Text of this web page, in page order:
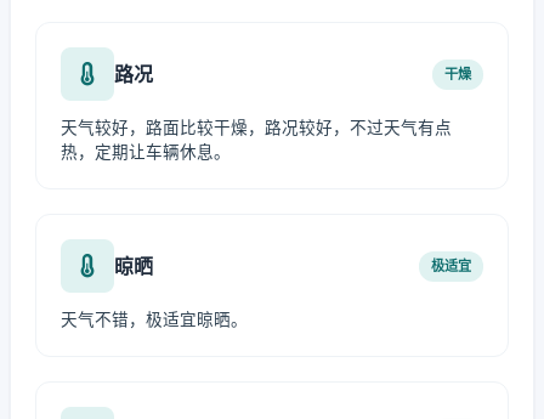
路况 干燥
天气较好，路面比较干燥，路况较好，不过天气有点
热，定期让车辆休息。
晾晒 极适宜
天气不错，极适宜晾晒。